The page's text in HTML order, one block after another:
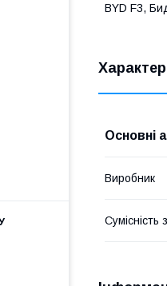
BYD F3,
Основні
Виробник
Сумісність